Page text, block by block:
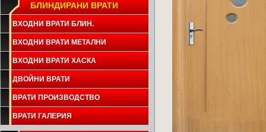
БЛИНДИРАНИ ВРАТИ
ВХОДНИ ВРАТИ БЛИН.
ВХОДНИ ВРАТИ МЕТАЛНИ
ВХОДНИ ВРАТИ ХАСКА
ДВОЙНИ ВРАТИ
ВРАТИ ПРОИЗВОДСТВО
ВРАТИ ГАЛЕРИЯ